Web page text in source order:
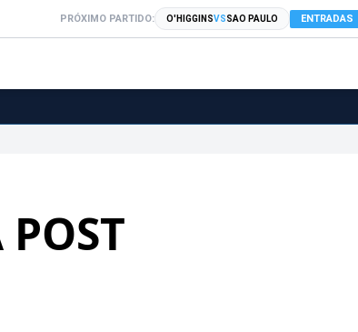
PRÓXIMO PARTIDO: O'HIGGINSVSSAO PAULO ENTRADAS
POST